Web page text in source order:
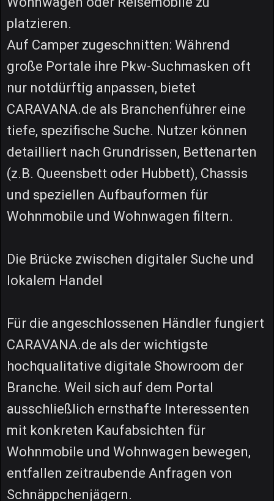
platzieren.
Auf Camper zugeschnitten: Während
große Portale ihre Pkw-Suchmasken oft
nur notdürftig anpassen, bietet
CARAVANA.de als Branchenführer eine
tiefe, spezifische Suche. Nutzer können
detailliert nach Grundrissen, Bettenarten
(z.B. Queensbett oder Hubbett), Chassis
und speziellen Aufbauformen für
Wohnmobile und Wohnwagen filtern.
Die Brücke zwischen digitaler Suche und
lokalem Handel
Für die angeschlossenen Händler fungiert
CARAVANA.de als der wichtigste
hochqualitative digitale Showroom der
Branche. Weil sich auf dem Portal
ausschließlich ernsthafte Interessenten
mit konkreten Kaufabsichten für
Wohnmobile und Wohnwagen bewegen,
entfallen zeitraubende Anfragen von
Schnäppchenjägern.